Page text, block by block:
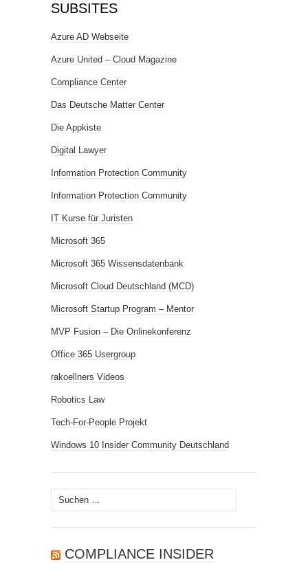
SUBSITES
Azure AD Webseite
Azure United – Cloud Magazine
Compliance Center
Das Deutsche Matter Center
Die Appkiste
Digital Lawyer
Information Protection Community
Information Protection Community
IT Kurse für Juristen
Microsoft 365
Microsoft 365 Wissensdatenbank
Microsoft Cloud Deutschland (MCD)
Microsoft Startup Program – Mentor
MVP Fusion – Die Onlinekonferenz
Office 365 Usergroup
rakoellners Videos
Robotics Law
Tech-For-People Projekt
Windows 10 Insider Community Deutschland
Suchen
nach:
COMPLIANCE INSIDER